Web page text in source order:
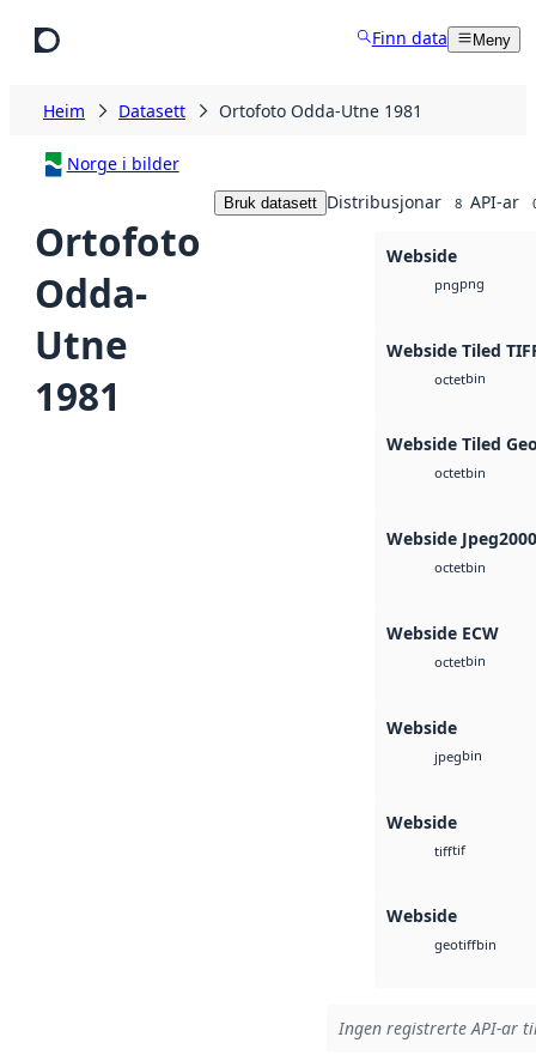
Finn data Meny
Heim Datasett Ortofoto Odda-Utne 1981
Norge i bilder
Ortofoto
Odda-
Utne
1981
Bruk datasett Distribusjonar 8 API-ar
Webside
pngpng
Webside Tiled
octetbin
Webside Tiled
octetbin
Webside Jpeg2000
octetbin
Webside ECW
octetbin
Webside
jpegbin
Webside
tifftif
Webside
geotiffbin
Ingen registrerte API-ar